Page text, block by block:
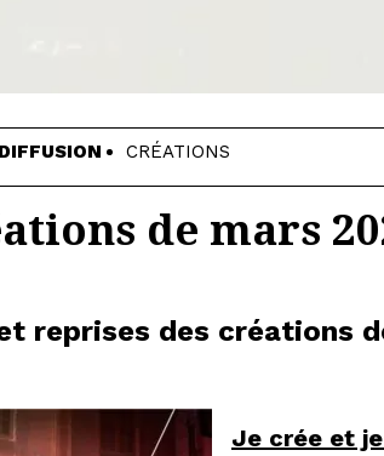
CRÉATIONS
de mars
reprises des créations
Je crée et